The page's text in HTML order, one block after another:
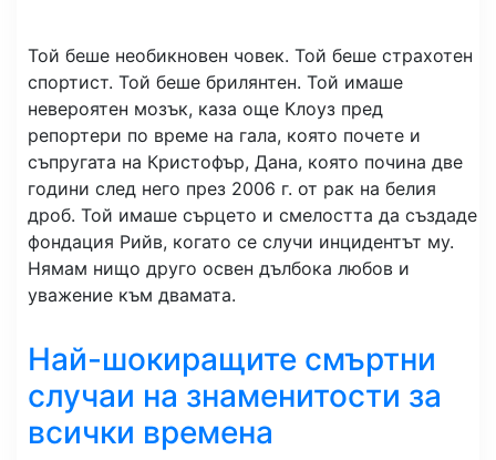
Той беше необикновен човек. Той беше страхотен
спортист. Той беше брилянтен. Той имаше
невероятен мозък, каза още Клоуз пред
репортери по време на гала, която почете и
съпругата на Кристофър, Дана, която почина две
години след него през 2006 г. от рак на белия
дроб. Той имаше сърцето и смелостта да създаде
фондация Рийв, когато се случи инцидентът му.
Нямам нищо друго освен дълбока любов и
уважение към двамата.
Най-шокиращите смъртни
случаи на знаменитости за
всички времена